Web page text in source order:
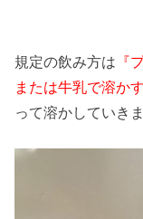
規定の飲み方は 『
または牛乳で溶かす
って溶かしていきま